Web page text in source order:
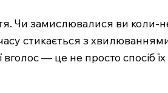
Чи замислювалися ви коли-
стикається з
— це не просто спосіб